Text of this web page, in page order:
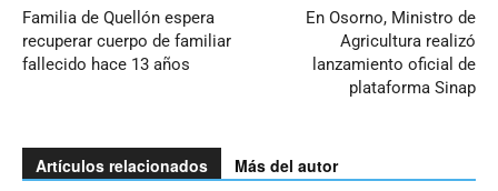
Familia de Quellón espera
recuperar cuerpo de familiar
fallecido hace 13 años
En Osorno, Ministro de
Agricultura realizó
lanzamiento oficial de
plataforma Sinap
Artículos relacionados Más del autor